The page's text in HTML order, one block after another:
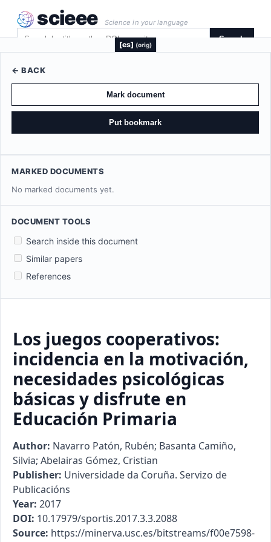
scieee Science in your language
Search
[es] (orig)
← BACK
Mark document
Put bookmark
MARKED DOCUMENTS
No marked documents yet.
DOCUMENT TOOLS
Search inside this document
Similar papers
References
Los juegos cooperativos:
incidencia en la motivación,
necesidades psicológicas
básicas y disfrute en
Educación Primaria
Author: Navarro Patón, Rubén; Basanta Camiño,
Silvia; Abelairas Gómez, Cristian
Publisher: Universidade da Coruña. Servizo de
Publicacións
Year: 2017
DOI: 10.17979/sportis.2017.3.3.2088
Source: https://minerva.usc.es/bitstreams/f00e7598-